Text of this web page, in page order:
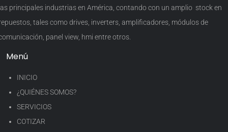
principales industrias en América, contando con un amplio stock en
tales como drives, inverters, amplificadores, módulos de
panel view, hmi entre otros.
Menú
INICIO
¿QUIÉNES SOMOS?
SERVICIOS
COTIZAR